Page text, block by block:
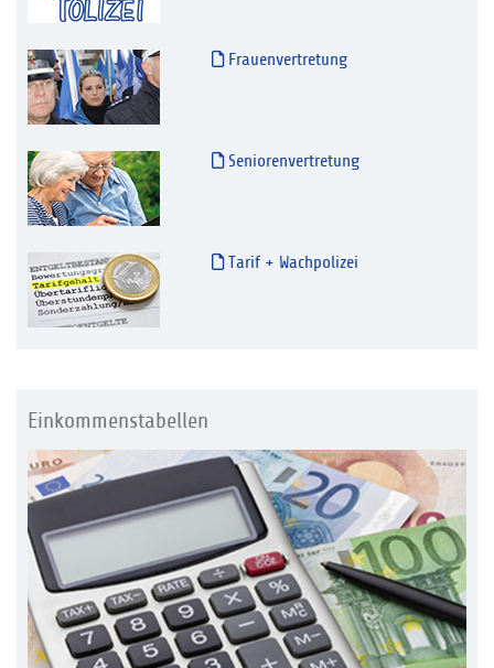
Frauenvertretung
Seniorenvertretung
Tarif + Wachpolizei
Einkommenstabellen